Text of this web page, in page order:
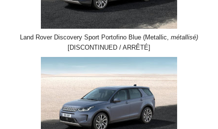
Land Rover Discovery Sport Portofino Blue (Metallic, métallisé)
[DISCONTINUED / ARRÊTÉ]